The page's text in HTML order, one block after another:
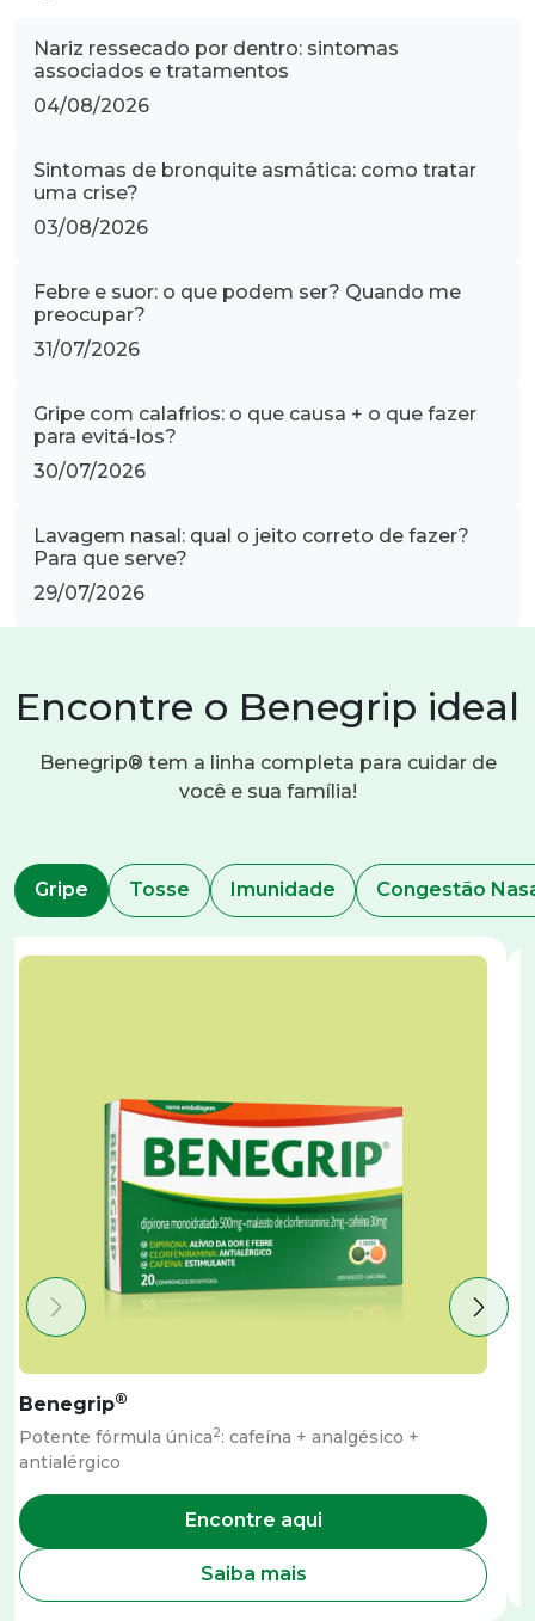
Nariz ressecado por dentro: sintomas
associados e tratamentos
04/08/2026
Sintomas de bronquite asmática: como tratar
uma crise?
03/08/2026
Febre e suor: o que podem ser? Quando me
preocupar?
31/07/2026
Gripe com calafrios: o que causa + o que fazer
para evitá-los?
30/07/2026
Lavagem nasal: qual o jeito correto de fazer?
Para que serve?
29/07/2026
Encontre o Benegrip ideal
Benegrip® tem a linha completa para cuidar de
você e sua família!
Gripe Tosse Imunidade Congestão
Benegrip®
Potente fórmula única2: cafeína + analgésico +
antialérgico
Encontre aqui
Saiba mais